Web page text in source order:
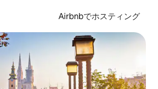
Airbnbでホスティング